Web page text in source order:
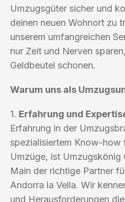
Umzugsgüter sicher und
deinen neuen Wohnort zu
unserem umfangreichen
nur Zeit und Nerven
Geldbeutel schonen.
Warum uns als
1. Erfahrung und
Erfahrung in der
spezialisiertem Know-how
Umzüge, ist Umzugskönig
Main der richtige Partner
Andorra la Vella. Wir
und Herausforderungen